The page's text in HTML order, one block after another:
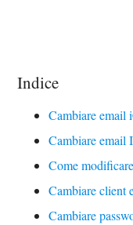
Indice
Cambiare email
Cambiare email
Come
Cambiare client
Cambiare